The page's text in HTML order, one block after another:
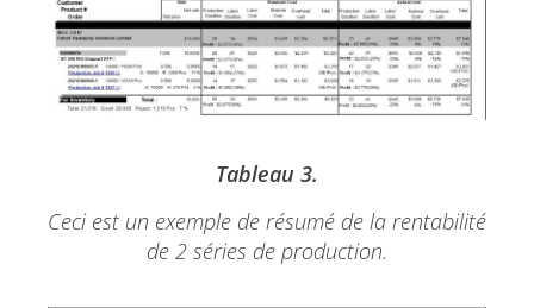
Tableau 3.
Ceci est un exemple de résumé de la rentabilité
de 2 séries de production.